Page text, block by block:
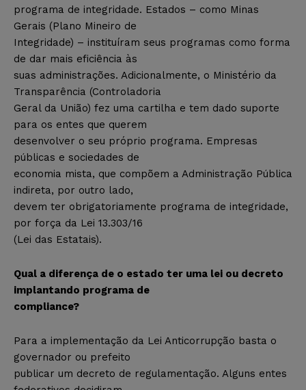
programa de integridade. Estados – como Minas
Gerais (Plano Mineiro de
Integridade) – instituíram seus programas como forma
de dar mais eficiência às
suas administrações. Adicionalmente, o Ministério da
Transparência (Controladoria
Geral da União) fez uma cartilha e tem dado suporte
para os entes que querem
desenvolver o seu próprio programa. Empresas
públicas e sociedades de
economia mista, que compõem a Administração Pública
indireta, por outro lado,
devem ter obrigatoriamente programa de integridade,
por força da Lei 13.303/16
(Lei das Estatais).
Qual a diferença de o estado ter uma lei ou decreto
implantando programa de
compliance?
Para a implementação da Lei Anticorrupção basta o
governador ou prefeito
publicar um decreto de regulamentação. Alguns entes